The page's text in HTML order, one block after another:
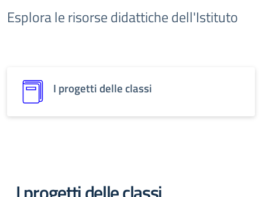
Esplora le risorse didattiche dell'Istituto
I progetti delle classi